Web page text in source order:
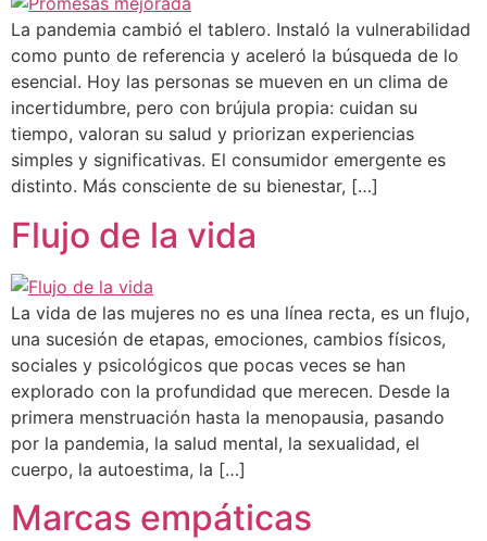
La pandemia cambió el tablero. Instaló la vulnerabilidad
como punto de referencia y aceleró la búsqueda de lo
esencial. Hoy las personas se mueven en un clima de
incertidumbre, pero con brújula propia: cuidan su
tiempo, valoran su salud y priorizan experiencias
simples y significativas. El consumidor emergente es
distinto. Más consciente de su bienestar, […]
Flujo de la vida
La vida de las mujeres no es una línea recta, es un flujo,
una sucesión de etapas, emociones, cambios físicos,
sociales y psicológicos que pocas veces se han
explorado con la profundidad que merecen. Desde la
primera menstruación hasta la menopausia, pasando
por la pandemia, la salud mental, la sexualidad, el
cuerpo, la autoestima, la […]
Marcas empáticas